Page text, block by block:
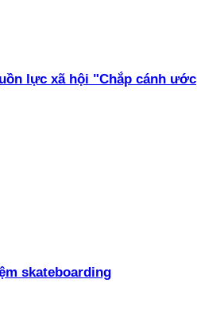
lực xã hội "Chắp cánh ước
skateboarding